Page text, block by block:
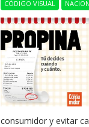
CÓDIGO VISUAL
consumidor y evitar